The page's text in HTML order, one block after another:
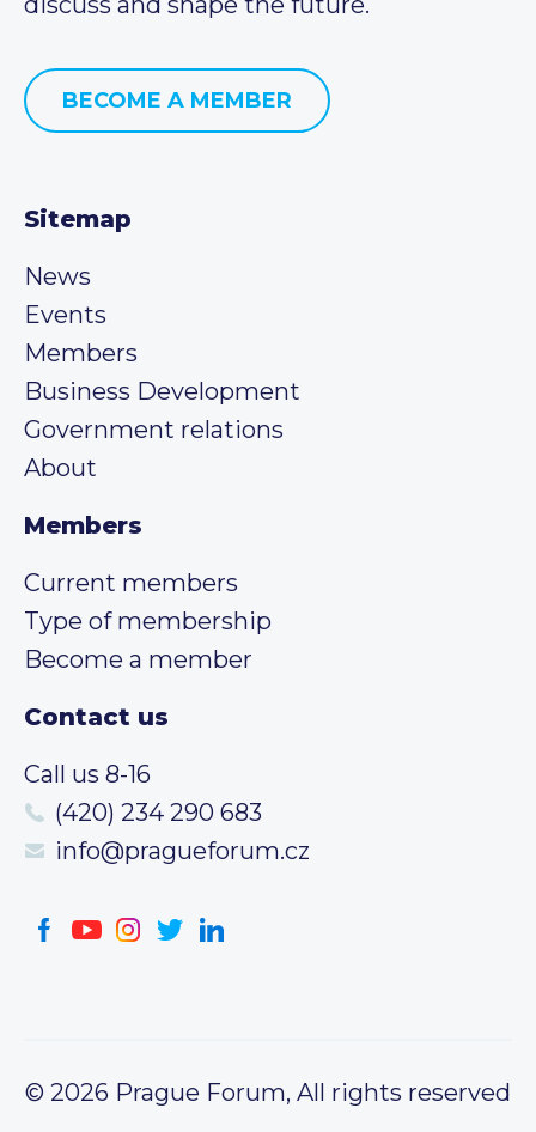
BECOME A MEMBER
Sitemap
News
Events
Members
Business Development
Government relations
About
Members
Current members
Type of membership
Become a member
Contact us
Call us 8-16
(420) 234 290 683
info@pragueforum.cz
© 2026 Prague Forum, All rights reserved